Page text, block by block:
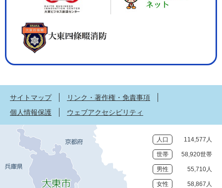
サイトマップ
リンク・著作権・免責事項
個人情報保護
ウェブアクセシビリティ
人口 114,577人
世帯 58,920世帯
男性 55,710人
女性 58,867人